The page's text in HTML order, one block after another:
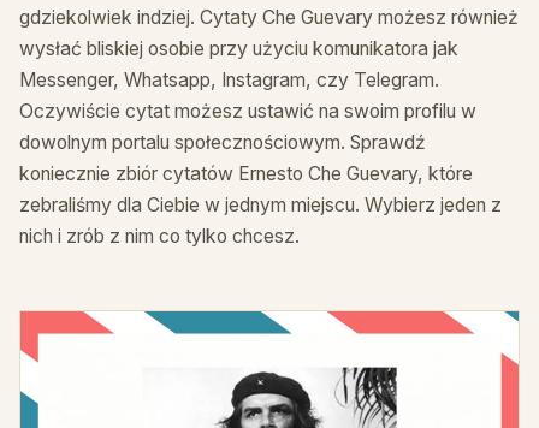
gdziekolwiek indziej. Cytaty Che Guevary możesz również
wysłać bliskiej osobie przy użyciu komunikatora jak
Messenger, Whatsapp, Instagram, czy Telegram.
Oczywiście cytat możesz ustawić na swoim profilu w
dowolnym portalu społecznościowym. Sprawdź
koniecznie zbiór cytatów Ernesto Che Guevary, które
zebraliśmy dla Ciebie w jednym miejscu. Wybierz jeden z
nich i zrób z nim co tylko chcesz.